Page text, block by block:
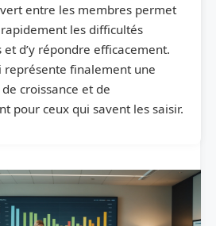
entre les membres permet
les difficultés
d’y répondre efficacement.
représente finalement une
croissance et de
pour ceux qui savent les saisir.